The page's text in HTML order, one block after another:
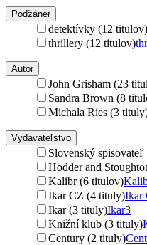
Podžáner
detektívky (12 titulov)
thrillery (12 titulov)
Autor
John Grisham (23
Sandra Brown (8
Michala Ries (3
Vydavateľstvo
Slovenský
Hodder and
Kalibr (6 titulov)
Ikar CZ (4 tituly)Ikar
Ikar (3 tituly)Ikar3
Knižní klub (3 tituly)
Century (2 tituly)